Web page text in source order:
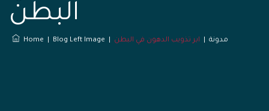
البطن
Home Blog Left Image مدونة ابر تذويب الدهون في البطن